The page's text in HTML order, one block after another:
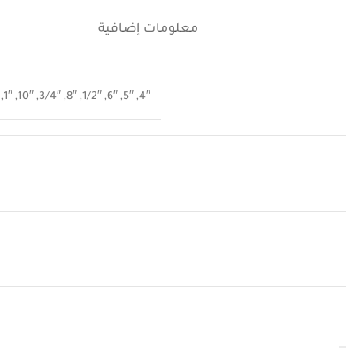
معلومات إضافية
4″
,
5″
,
6″
,
1/2″
,
8″
,
3/4″
,
10″
,
1″
,